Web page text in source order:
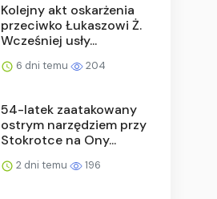
Kolejny akt oskarżenia
przeciwko Łukaszowi Ż.
Wcześniej usły...
6 dni temu 204
54-latek zaatakowany
ostrym narzędziem przy
Stokrotce na Ony...
2 dni temu 196